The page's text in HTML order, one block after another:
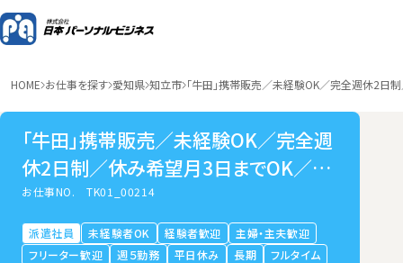
HOME お仕事を探す 愛知県 知立市 「牛田」携帯販売／未経験OK／完全週休2日
「牛田」携帯販売／未経験OK／完全週
休2日制／休み希望月3日までOK／研
修手厚い
お仕事NO.TK01_00214
派遣社員 未経験者OK 経験者歓迎
主婦・主夫歓迎
フリーター歓迎
週５勤務 平日休み 長期
フルタイム